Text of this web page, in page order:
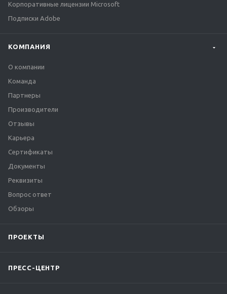
Корпоративные лицензии Microsoft
Подписки Adobe
КОМПАНИЯ
О компании
Команда
Партнеры
Производители
Отзывы
Карьера
Сертификаты
Документы
Реквизиты
Вопрос ответ
Обзоры
ПРОЕКТЫ
ПРЕСС-ЦЕНТР